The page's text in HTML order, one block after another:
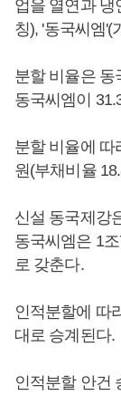
업을 열연과 냉
칭), '동국씨엠'(
분할 비율은 동
동국씨엠이
분할 비율에 따
원(부채비율
신설 동국제강
동국씨엠은 1
로 갖춘다.
인적분할에 따
대로 승계된다.
인적분할 안건